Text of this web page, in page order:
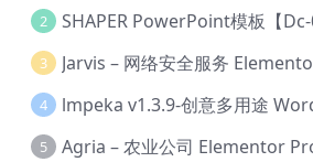
2 SHAPER PowerPoint模板【Dc-
3
4
5